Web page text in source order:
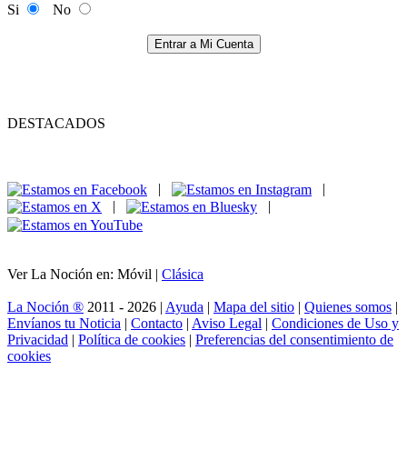
Si
No
Entrar a Mi Cuenta
DESTACADOS
|
|
|
|
Ver La Noción en: Móvil | Clásica
La Noción ® 2011 - 2026 | Ayuda | Mapa del sitio | Quienes somos |
Envíanos tu Noticia | Contacto | Aviso Legal | Condiciones de Uso y
Privacidad | Política de cookies | Preferencias del consentimiento de
cookies